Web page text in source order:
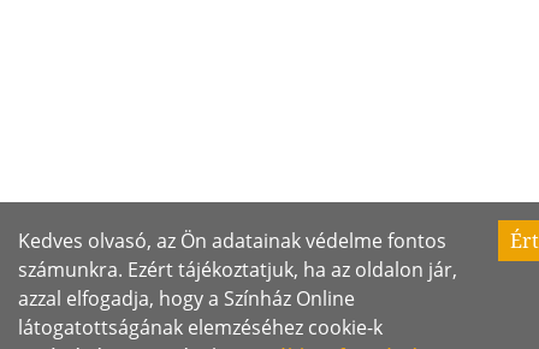
Kedves olvasó, az Ön adatainak védelme fontos
számunkra. Ezért tájékoztatjuk, ha az oldalon jár,
azzal elfogadja, hogy a Színház Online
látogatottságának elemzéséhez cookie-k